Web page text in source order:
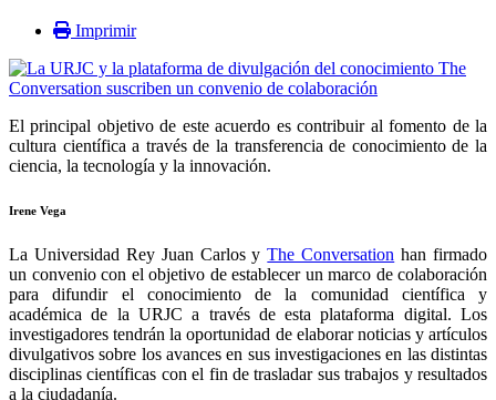
Imprimir
El principal objetivo de este acuerdo es contribuir al fomento de la
cultura científica a través de la transferencia de conocimiento de la
ciencia, la tecnología y la innovación.
Irene Vega
La Universidad Rey Juan Carlos yThe Conversation han firmado
un convenio con el objetivo de establecer un marco de colaboración
para difundir el conocimiento de la comunidad científica y
académica de la URJC a través de esta plataforma digital. Los
investigadores tendrán la oportunidad de elaborar noticias y artículos
divulgativos sobre los avances en sus investigaciones en las distintas
disciplinas científicas con el fin de trasladar sus trabajos y resultados
a la ciudadanía.